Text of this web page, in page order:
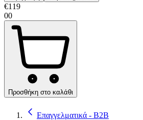
€119
00
Προσθήκη στο καλάθι
Επαγγελματικά - B2B